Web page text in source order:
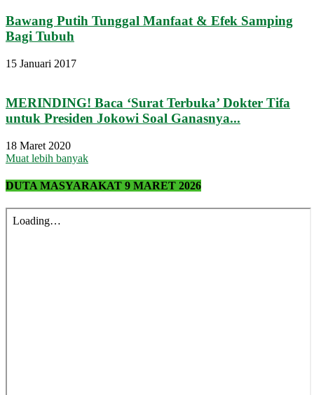
Bawang Putih Tunggal Manfaat & Efek Samping
Bagi Tubuh
15 Januari 2017
MERINDING! Baca ‘Surat Terbuka’ Dokter Tifa
untuk Presiden Jokowi Soal Ganasnya...
18 Maret 2020
Muat lebih banyak
DUTA MASYARAKAT 9 MARET 2026